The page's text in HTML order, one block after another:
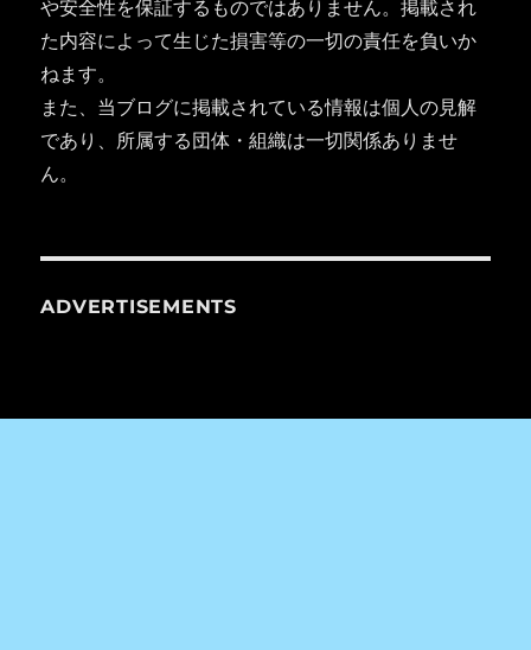
や安全性を保証するものではありません。掲載され
た内容によって生じた損害等の一切の責任を負いか
ねます。
また、当ブログに掲載されている情報は個人の見解
であり、所属する団体・組織は一切関係ありませ
ん。
ADVERTISEMENTS